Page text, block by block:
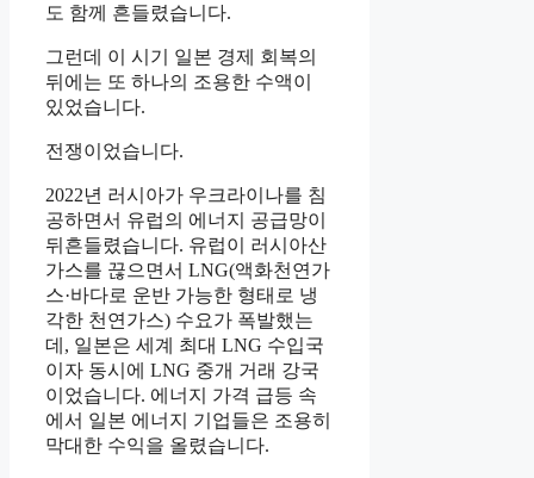
도 함께 흔들렸습니다.
그런데 이 시기 일본 경제 회복의
뒤에는 또 하나의 조용한 수액이
있었습니다.
전쟁이었습니다.
2022년 러시아가 우크라이나를 침
공하면서 유럽의 에너지 공급망이
뒤흔들렸습니다. 유럽이 러시아산
가스를 끊으면서 LNG(액화천연가
스·바다로 운반 가능한 형태로 냉
각한 천연가스) 수요가 폭발했는
데, 일본은 세계 최대 LNG 수입국
이자 동시에 LNG 중개 거래 강국
이었습니다. 에너지 가격 급등 속
에서 일본 에너지 기업들은 조용히
막대한 수익을 올렸습니다.